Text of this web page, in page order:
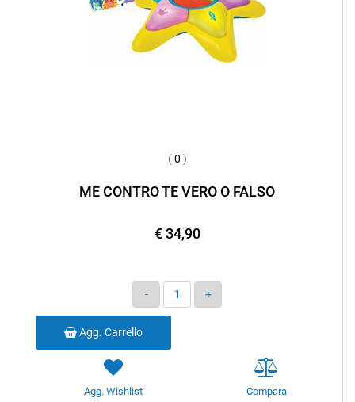
(0 )
ME CONTRO TE VERO O FALSO
€ 34,90
Quantità
Agg. Carrello
Agg. Wishlist Compara